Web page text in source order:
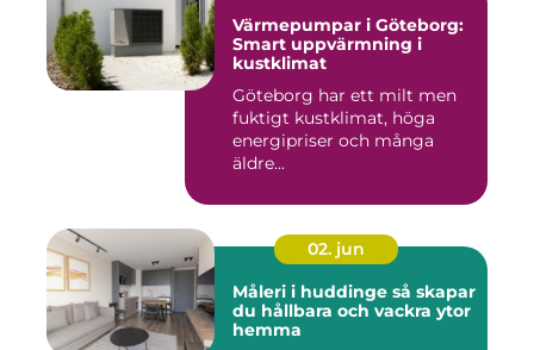
Värmepumpar i Göteborg:
Smart uppvärmning i
kustklimat
Göteborg har ett milt men
fuktigt kustklimat, höga
energipriser och många
äldre...
02. jun
Måleri i huddinge så skapar
du hållbara och vackra ytor
hemma